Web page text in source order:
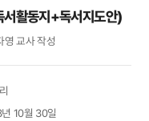
활동지+독서지도안)
영 교사 작성
10월 30일